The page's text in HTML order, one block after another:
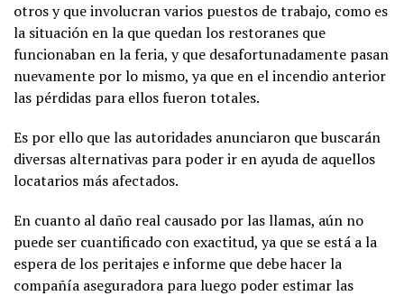
otros y que involucran varios puestos de trabajo, como es
la situación en la que quedan los restoranes que
funcionaban en la feria, y que desafortunadamente pasan
nuevamente por lo mismo, ya que en el incendio anterior
las pérdidas para ellos fueron totales.
Es por ello que las autoridades anunciaron que buscarán
diversas alternativas para poder ir en ayuda de aquellos
locatarios más afectados.
En cuanto al daño real causado por las llamas, aún no
puede ser cuantificado con exactitud, ya que se está a la
espera de los peritajes e informe que debe hacer la
compañía aseguradora para luego poder estimar las